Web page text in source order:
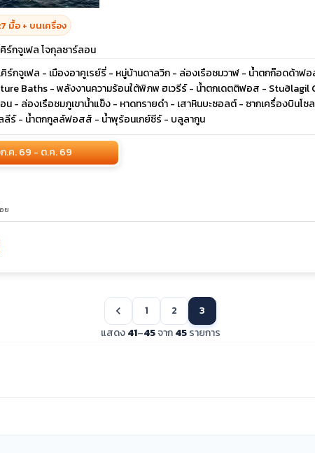
มื้อ + บนเครื่อง
คิร์กจูเฟล โจกุลซาร์ลอน
เคิร์กจูเฟล - เมืองอาคูเรย์รี่ - หมู่บ้านดาลวิก - ล่องเรือชมวาฬ - น้ำตกก๊อดด้าฟ
Baths - พลังงานความร้อนใต้พิภพ ฮเวรีร์ - น้ำตกเดตติฟอส -
- ล่องเรือชมภูเขาน้ำแข็ง - หาดทรายดำ - เสาหินบะซอลต์ - ซากเครื่องบินโ
ลีร์ - น้ำตกกูลล์ฟอสส์ - น้ำพุร้อนเกย์ซีร์ - บลูลากูน
ก.ค. 69 - ต.ค. 69
ย
แสดง41–45จาก45รายการ
chevron_left 1 2 3